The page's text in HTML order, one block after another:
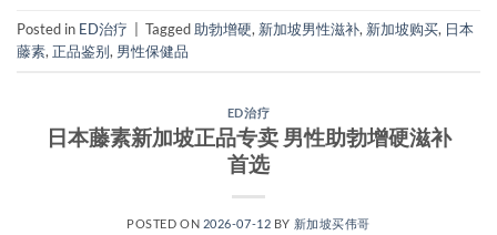
Posted in ED治疗 Tagged 助勃增硬, 新加坡男性滋补, 新加坡购买, 日本
藤素, 正品鉴别, 男性保健品
ED治疗
日本藤素新加坡正品专卖 男性助勃增硬滋补
首选
POSTED ON 2026-07-12 BY 新加坡买伟哥